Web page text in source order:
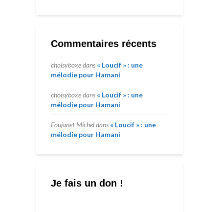
Commentaires récents
choisyboxedans « Loucif » : une
mélodie pour Hamani
choisyboxedans « Loucif » : une
mélodie pour Hamani
Foujanet Micheldans « Loucif » : une
mélodie pour Hamani
Je fais un don !